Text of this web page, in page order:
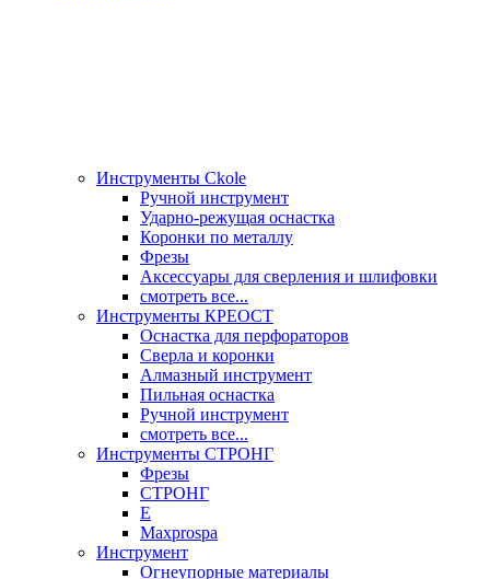
Инструменты Ckole
Ручной инструмент
Ударно‑режущая оснастка
Коронки по металлу
Фрезы
Аксессуары для сверления и шлифовки
смотреть все...
Инструменты КРЕОСТ
Оснастка для перфораторов
Сверла и коронки
Алмазный инструмент
Пильная оснастка
Ручной инструмент
смотреть все...
Инструменты СТРОНГ
Фрезы
СТРОНГ
Е
Maxprospa
Инструмент
Огнеупорные материалы